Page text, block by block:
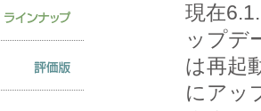
現在
ップデ
は再起
にアッ